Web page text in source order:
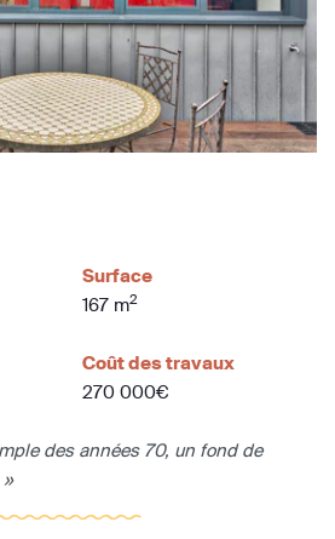
Surface
167 m2
Coût des travaux
270 000€
des années 70, un fond de